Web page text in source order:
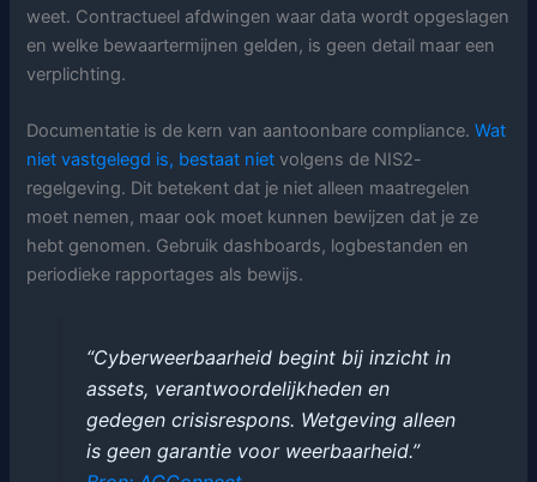
weet. Contractueel afdwingen waar data wordt opgeslagen
en welke bewaartermijnen gelden, is geen detail maar een
verplichting.
Documentatie is de kern van aantoonbare compliance.Wat
niet vastgelegd is, bestaat niet volgens de NIS2-
regelgeving. Dit betekent dat je niet alleen maatregelen
moet nemen, maar ook moet kunnen bewijzen dat je ze
hebt genomen. Gebruik dashboards, logbestanden en
periodieke rapportages als bewijs.
“Cyberweerbaarheid begint bij inzicht in
assets, verantwoordelijkheden en
gedegen crisisrespons. Wetgeving alleen
is geen garantie voor weerbaarheid.”